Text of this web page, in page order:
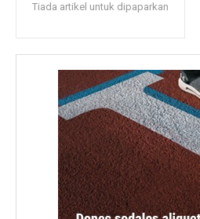
Tiada artikel untuk dipaparkan